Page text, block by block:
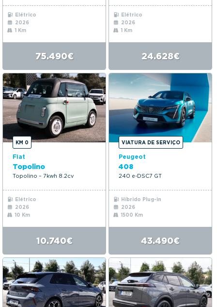
Elétrico
2026
1 Km
75.490€
Elétrico
2026
1 Km
24.628€
KM 0
Fiat
Topolino
Topolino – 7kwh 8.2cv
Elétrico
2026
10 Km
10.740€
VIATURA DE SERVIÇO
Peugeot
408
240 e-DSC7 GT
Híbrido Plug-in
2026
1500 Km
43.490€